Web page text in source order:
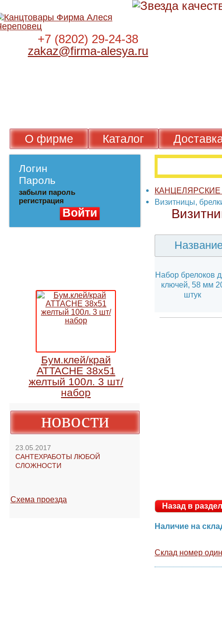
+7 (8202) 29-24-38
zakaz@firma-alesya.ru
О фирме Каталог
Логин
Пароль
забыли пароль
регистрация
Бум.клей/край
ATTACHE 38х51
желтый 100л. 3 шт/
набор
новости
23.05.2017
Визитницы,
Набор
ключей, 58
Назад в